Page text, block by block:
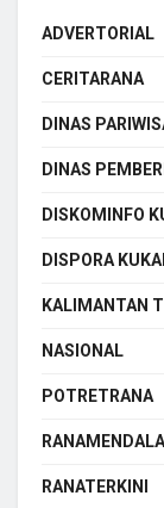
ADVERTORIAL
CERITARANA
DINAS
DINAS
DISKOMINFO
DISPORA
KALIMANTAN
NASIONAL
POTRETRANA
RANATERKINI